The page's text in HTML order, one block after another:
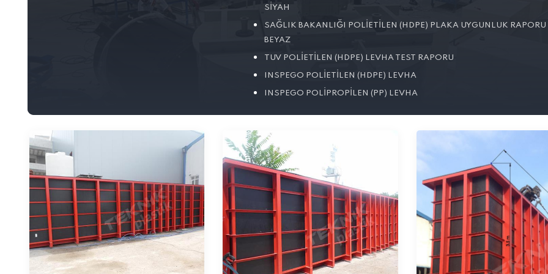
SIYAH
SAĞLIK BAKANLIĞI POLIETILEN (HDPE) PLAKA UYGUNLUK RAPORU
BEYAZ
TUV POLIETILEN (HDPE) LEVHA TEST RAPORU
INSPEGO POLIETILEN (HDPE) LEVHA
INSPEGO POLIPROPILEN (PP) LEVHA